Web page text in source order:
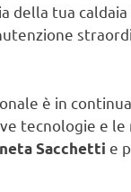
della tua caldaia
è in
tecnologie e
Sacchetti e